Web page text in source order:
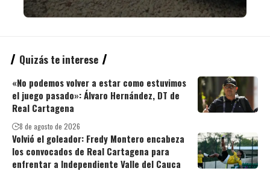
Quizás te interese
«No podemos volver a estar como estuvimos
el juego pasado»: Álvaro Hernández, DT de
Real Cartagena
8 de agosto de 2026
Volvió el goleador: Fredy Montero encabeza
los convocados de Real Cartagena para
enfrentar a Independiente Valle del Cauca